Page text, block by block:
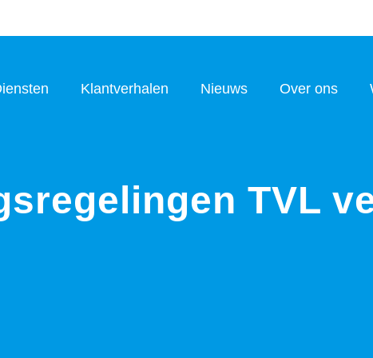
Klantverhalen Nieuws Over ons
TVL